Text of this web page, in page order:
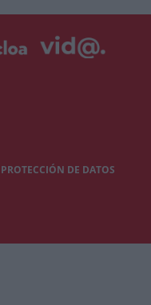
DE DATOS